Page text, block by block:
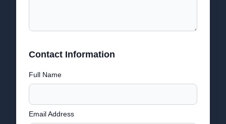
Contact Information
Full Name
Email Address